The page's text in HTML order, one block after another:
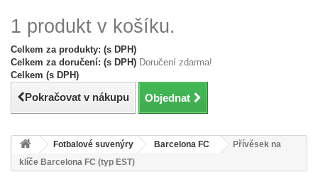
1 produkt v košíku.
Celkem za produkty: (s DPH)
Celkem za doručení: (s DPH) Doručení zdarma!
Celkem (s DPH)
Pokračovat v nákupu Objednat
Fotbalové suvenýry Barcelona FC
Přívěsek na
klíče Barcelona FC (typ EST)